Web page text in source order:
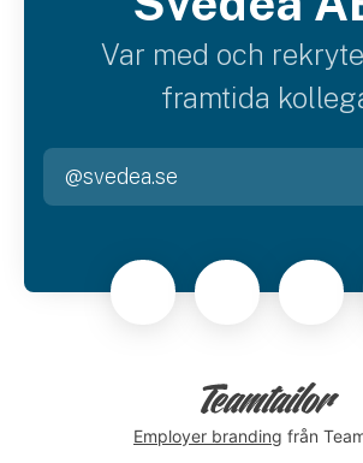
Var med och
framtida
@svedea.se
Employer branding från